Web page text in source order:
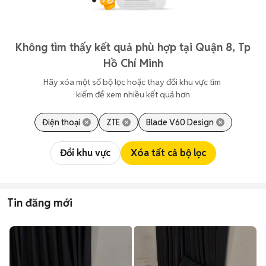
Không tìm thấy kết quả phù hợp tại Quận 8, Tp
Hồ Chí Minh
Hãy xóa một số bộ lọc hoặc thay đổi khu vực tìm
kiếm để xem nhiều kết quả hơn
Điện thoại ZTE Blade V60 Design
Đổi khu vực Xóa tất cả bộ lọc
Tin đăng mới